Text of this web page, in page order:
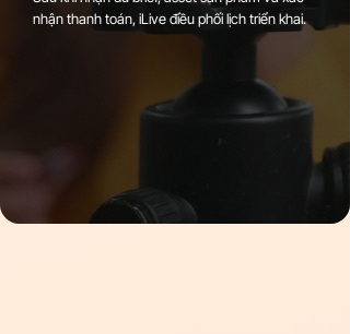
nhận thanh toán, iLive điều phối lịch triển khai.